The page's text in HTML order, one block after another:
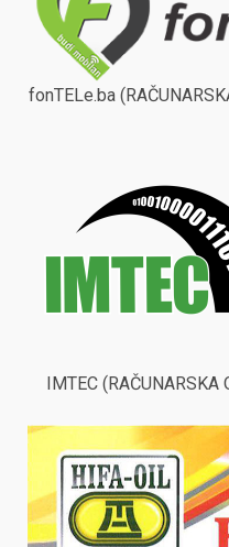
fonTELe.ba
IMTEC